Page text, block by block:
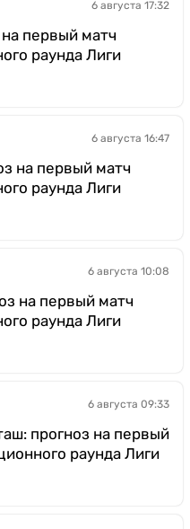
6 августа 17:32
первый матч
раунда Лиги
6 августа 16:47
на первый матч
раунда Лиги
6 августа 10:08
на первый матч
раунда Лиги
6 августа 09:33
прогноз на первый
раунда Лиги